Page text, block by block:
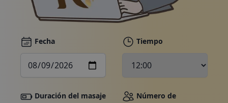
Vales
Fecha Tiempo
Duración del masaje
Número de